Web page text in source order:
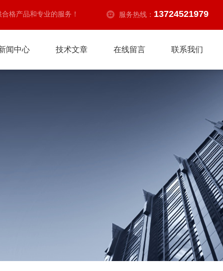
格产品和专业的服务！ 服务热线： 13724521979
闻中心 技术文章 在线留言 联系我们